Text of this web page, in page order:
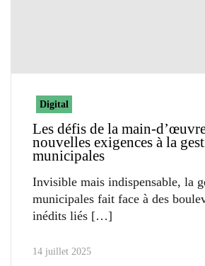
Digital
Les défis de la main-
nouvelles exigences à la
municipales
Invisible mais indispensable, la
municipales fait face à des
inédits liés
14 juillet 2025